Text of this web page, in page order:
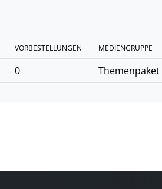
VORBESTELLUNGEN MEDIENGRUPPE
0 Themenpaket